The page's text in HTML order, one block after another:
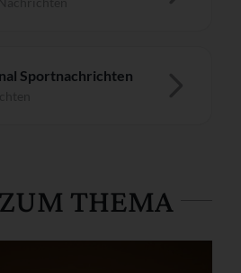
Sportnachrichten
THEMA